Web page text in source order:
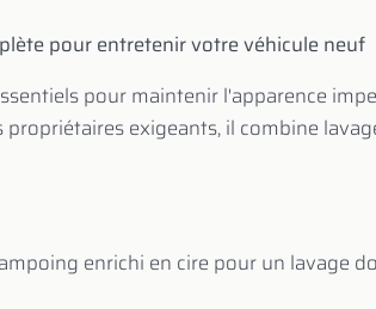
pour entretenir votre véhicule neuf
pour maintenir l'apparence
exigeants, il combine
enrichi en cire pour un lavage